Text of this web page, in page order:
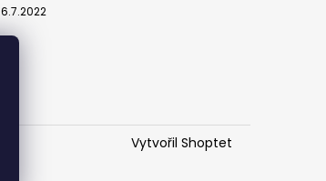
6.7.2022
Vytvořil Shoptet